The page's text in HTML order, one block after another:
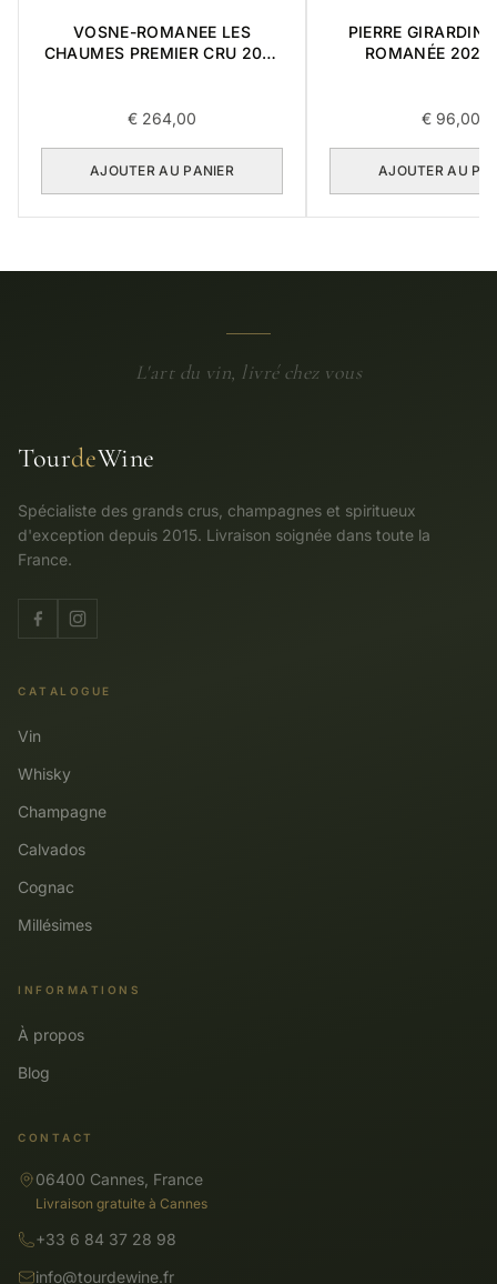
VOSNE-ROMANEE LES
CHAUMES PREMIER CRU 2018
€ 264,00
AJOUTER AU PANIER
PIERRE GIRARDIN
ROMANÉE 2021
€96,00
AJOUTER AU
L'art du vin, livré chez vous
TourdeWine
Spécialiste des grands crus, champagnes et spiritueux
d'exception depuis 2015. Livraison soignée dans toute la
France.
CATALOGUE
Vin
Whisky
Champagne
Calvados
Cognac
Millésimes
INFORMATIONS
À propos
Blog
CONTACT
06400 Cannes, France
Livraison gratuite à Cannes
+33 6 84 37 28 98
info@tourdewine.fr